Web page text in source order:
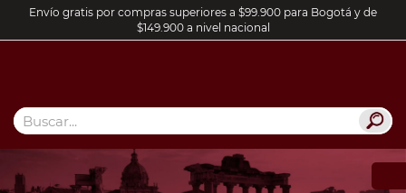
Envío gratis por compras superiores a $99.900 para Bogotá y de
$149.900 a nivel nacional